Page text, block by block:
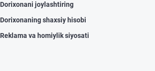
Dorixonani joylashtiring
Dorixonaning shaxsiy hisobi
Reklama va homiylik siyosati